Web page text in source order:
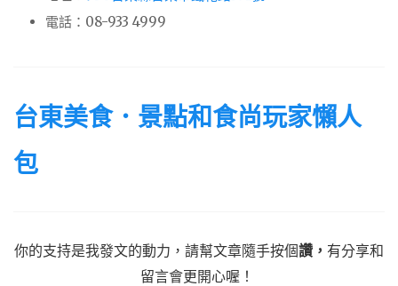
電話：08-933 4999
台東美食．景點和食尚玩家懶人
包
你的支持是我發文的動力，請幫文章隨手按個讚， 有分享和
留言會更開心喔！